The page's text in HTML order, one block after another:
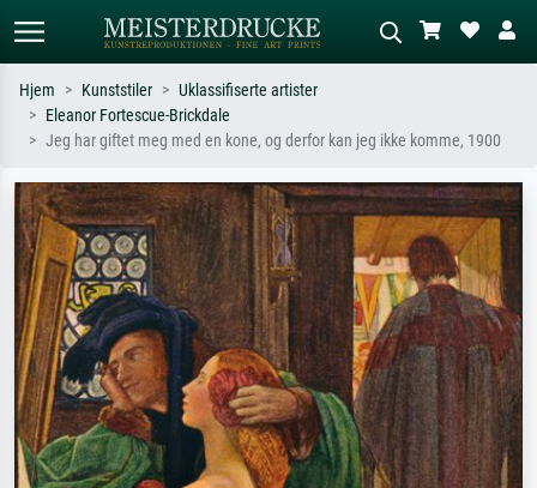
Standardsøk KI-bildesøk
eksempel Monet, Stjernenatt,
impresjonisme, Hokusai-bølgen, akt.
eng, abstrakt med mye rødt, mørkt
oljemaleri, stående akt ved et tre.
Hjem Kunststiler
Uklassifiserte artister
Eleanor Fortescue-Brickdale
Jeg har giftet meg med en kone, og derfor kan jeg ikke komme, 1900